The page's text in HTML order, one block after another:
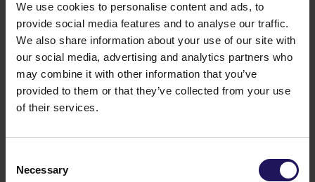
We use cookies to personalise content and ads, to
provide social media features and to analyse our traffic.
We also share information about your use of our site with
our social media, advertising and analytics partners who
may combine it with other information that you’ve
provided to them or that they’ve collected from your use
of their services.
Selection
Necessary
Budowanie relacji
z najemcami i
Wzmacniamy relacje z najemcami,
wspierając rozwój społeczności dzięki
odpowiedzialnym i zrównoważonym